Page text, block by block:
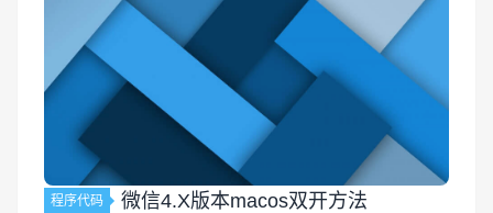
程序代码 微信4.X版本macos双开方法